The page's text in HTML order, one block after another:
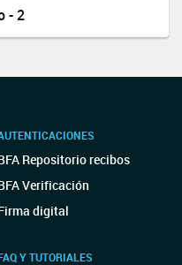
- 2
Repositorio recibos
Verificación
digital
Y TUTORIALES